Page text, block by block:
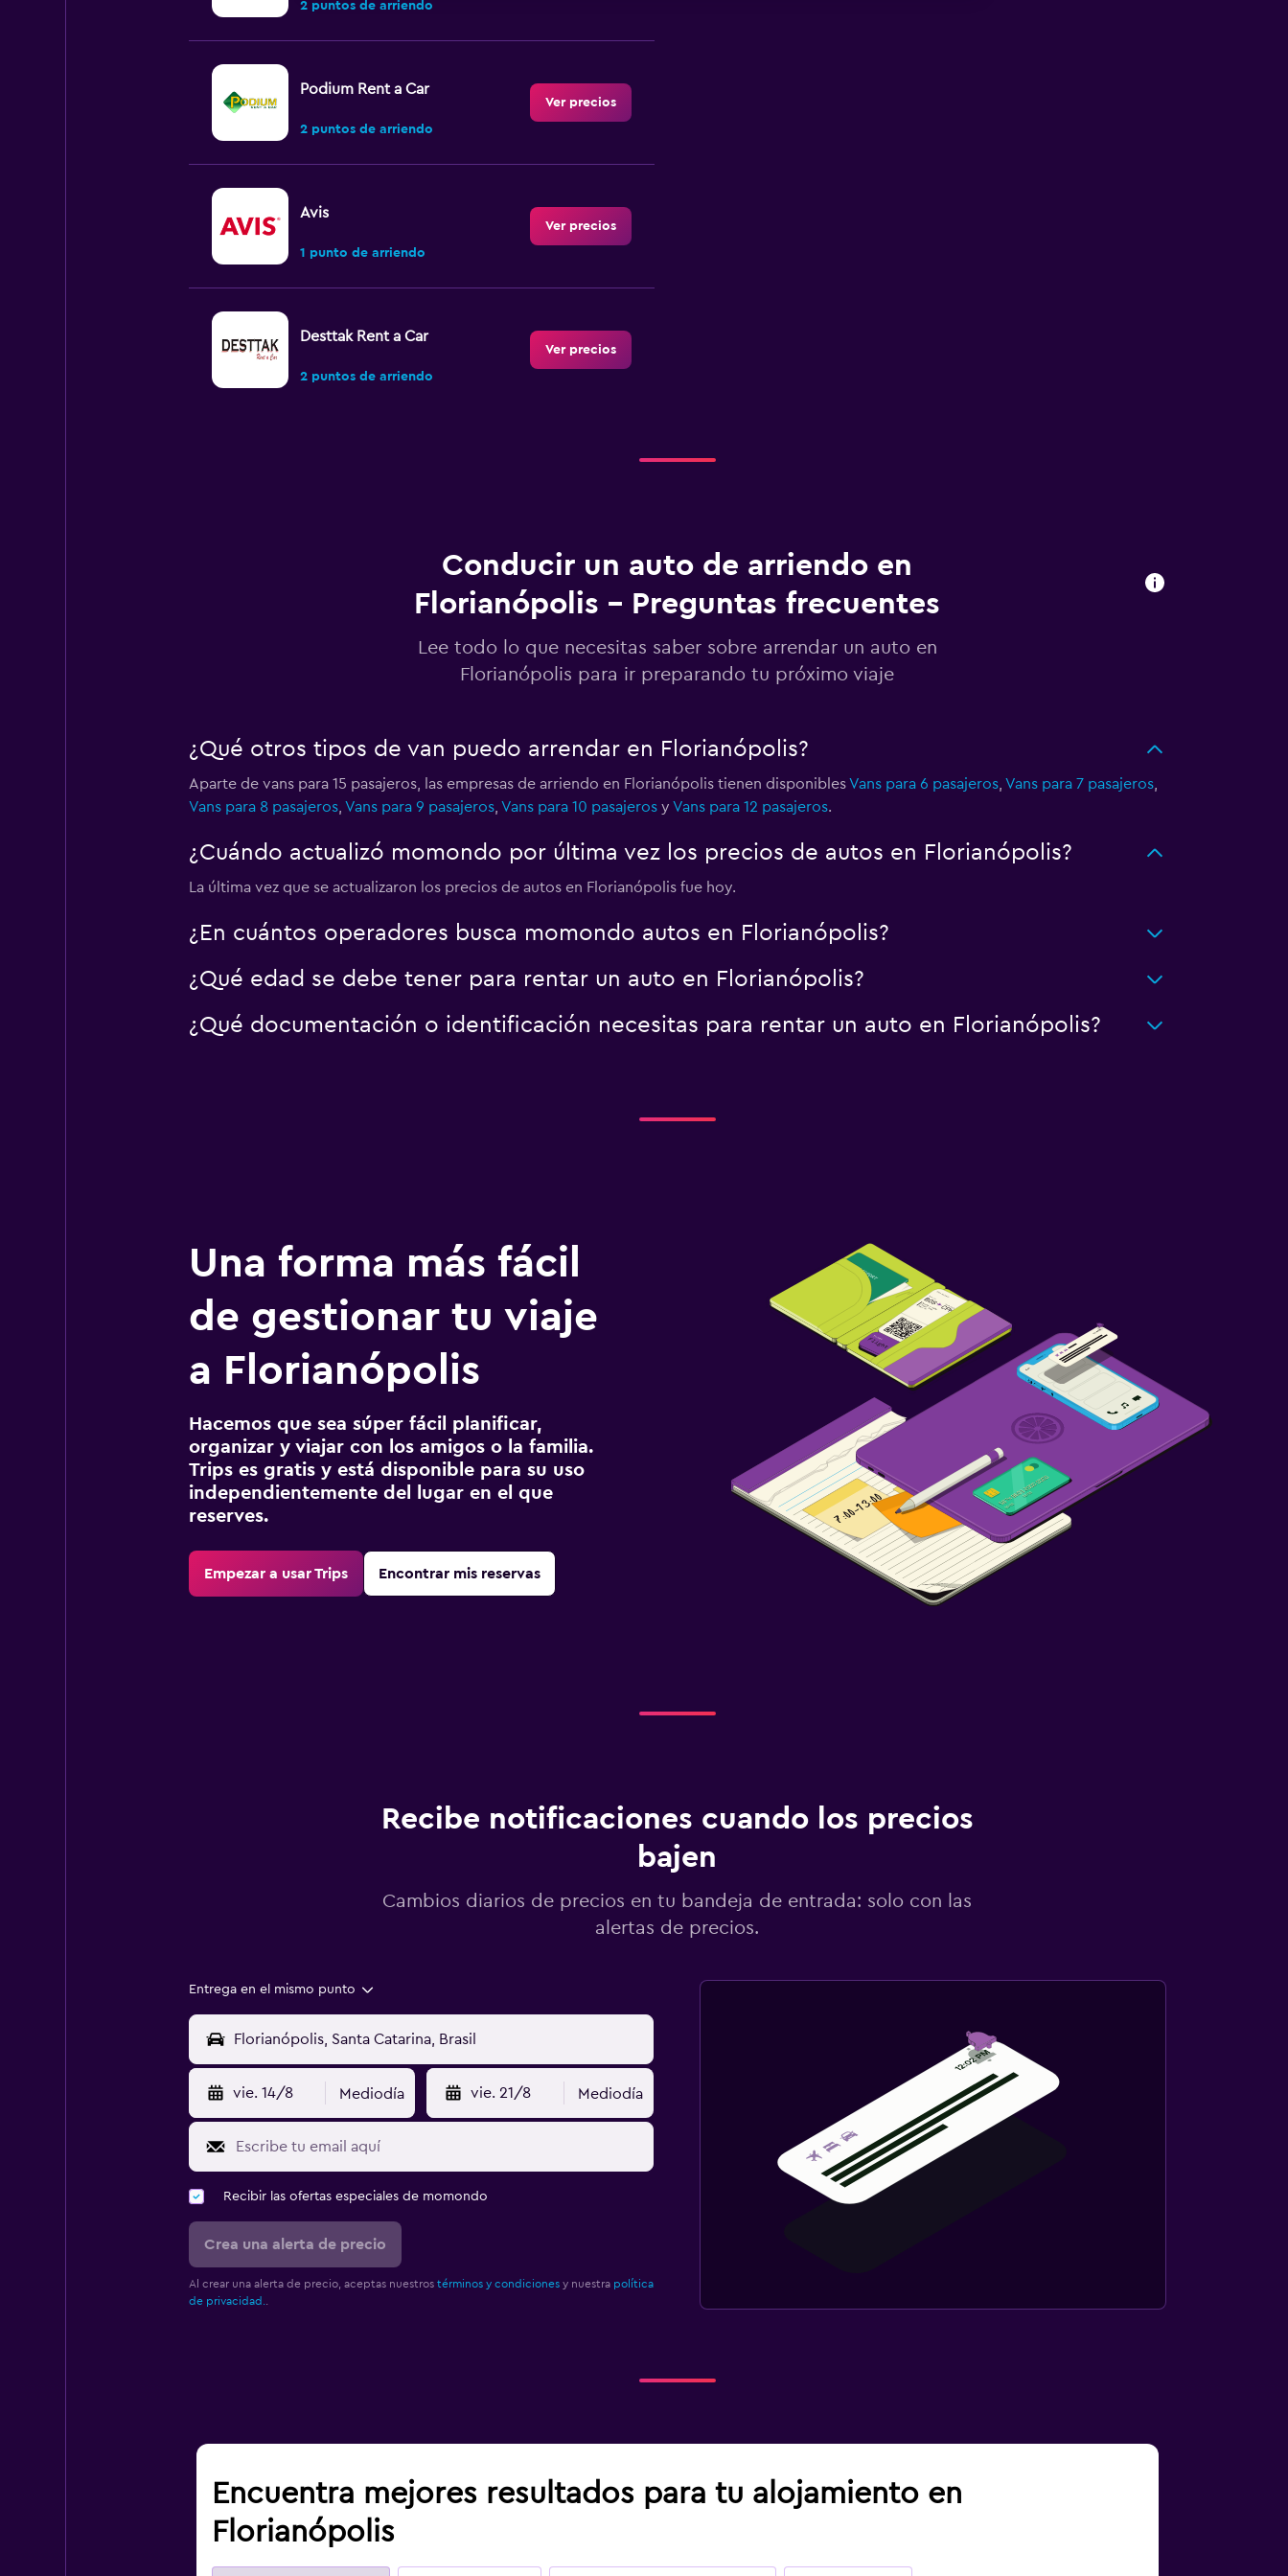
2 puntos de arriendo
Podium Rent a Car
2 puntos de arriendo
Ver precios
Avis
1 punto de arriendo
Ver precios
Desttak Rent a Car
2 puntos de arriendo
Ver precios
Ver precios
1 punto de arriendo
Ver precios
Conducir un auto de arriendo en
Florianópolis - Preguntas frecuentes
Lee todo lo que necesitas saber sobre arrendar un auto en
Florianópolis para ir preparando tu próximo viaje
¿Qué otros tipos de van puedo arrendar en Florianópolis?
Aparte de vans para 15 pasajeros, las empresas de arriendo en Florianópolis tienen disponiblesVans para 6 pasajeros, Vans para 7 pasajeros,
Vans para 8 pasajeros, Vans para 9 pasajeros, Vans para 10 pasajerosy Vans para 12 pasajeros.
¿Cuándo actualizó momondo por última vez los precios de autos en Florianópolis?
La última vez que se actualizaron los precios de autos en Florianópolis fue hoy.
¿En cuántos operadores busca momondo autos en Florianópolis?
¿Qué edad se debe tener para rentar un auto en Florianópolis?
¿Qué documentación o identificación necesitas para rentar un auto en Florianópolis?
Una forma más fácil
de gestionar tu viaje
a Florianópolis
Hacemos que sea súper fácil planificar,
organizar y viajar con los amigos o la familia.
Trips es gratis y está disponible para su uso
independientemente del lugar en el que
reserves.
Empezar a usar Trips Encontrar mis reservas
Recibe notificaciones cuando los precios
bajen
Cambios diarios de precios en tu bandeja de entrada: solo con las
alertas de precios.
Entrega en el mismo punto
vie. 14/8 Mediodía vie. 21/8 Mediodía
Recibir las ofertas especiales de momondo
Crea una alerta de precio
Al crear una alerta de precio, aceptas nuestros términos y condicionesy nuestra política
de privacidad.
Encuentra mejores resultados para tu alojamiento en
Florianópolis